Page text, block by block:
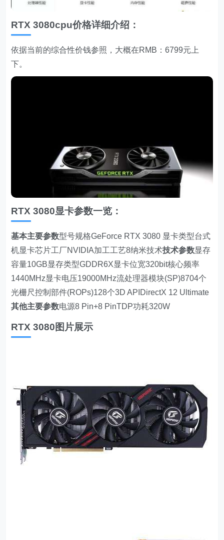
RTX 3080cpu价格详细介绍：
依据当前的综合性价钱参照，大概在RMB：6799元上
下。
RTX 3080显卡参数一览：
基本主要参数型号规格GeForce RTX 3080 显卡类型台式
机显卡芯片工厂NVIDIA加工工艺8纳米技术技术参数显存
容量10GB显存类型GDDR6X显卡位宽320bit核心频率
1440MHz显卡电压19000MHz流处理器模块(SP)8704个
光栅尺控制部件(ROPs)128个3D APIDirectX 12 Ultimate
其他主要参数电源8 Pin+8 PinTDP功耗320W
RTX 3080图片展示